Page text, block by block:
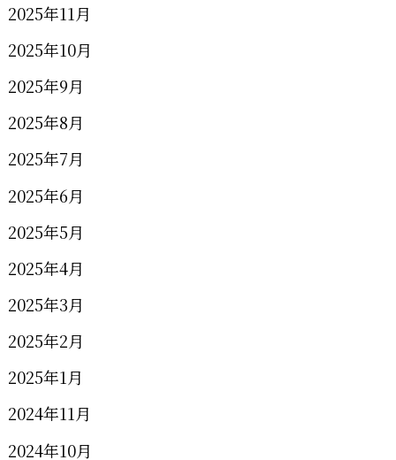
2025年11月
2025年10月
2025年9月
2025年8月
2025年7月
2025年6月
2025年5月
2025年4月
2025年3月
2025年2月
2025年1月
2024年11月
2024年10月